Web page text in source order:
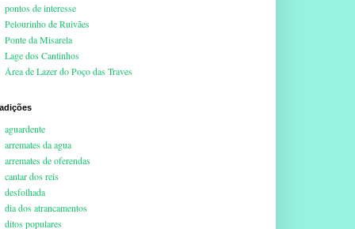
pontos de interesse
Pelourinho de Ruivães
Ponte da Misarela
Lage dos Cantinhos
Área de Lazer do Poço das Traves
aguardente
arremates da agua
arremates de oferendas
cantar dos reis
desfolhada
dia dos atrancamentos
ditos populares